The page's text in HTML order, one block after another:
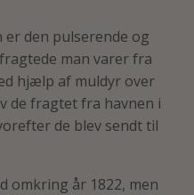
den pulserende og
man varer fra
hjælp af muldyr over
de fragtet fra havnen i
de blev sendt til
omkring år 1822, men